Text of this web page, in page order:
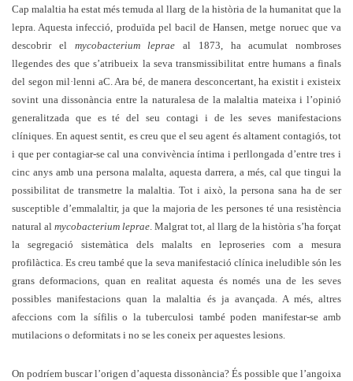
Cap malaltia ha estat més temuda al llarg de la història de la humanitat que la
lepra. Aquesta infecció, produïda pel bacil de Hansen, metge noruec que va
descobrir el mycobacterium leprae al 1873, ha acumulat nombroses
llegendes des que s’atribueix la seva transmissibilitat entre humans a finals
del segon mil·lenni aC. Ara bé, de manera desconcertant, ha existit i existeix
sovint una dissonància entre la naturalesa de la malaltia mateixa i l’opinió
generalitzada que es té del seu contagi i de les seves manifestacions
clíniques. En aquest sentit, es creu que el seu agent és altament contagiós, tot
i que per contagiar-se cal una convivència íntima i perllongada d’entre tres i
cinc anys amb una persona malalta, aquesta darrera, a més, cal que tingui la
possibilitat de transmetre la malaltia. Tot i això, la persona sana ha de ser
susceptible d’emmalaltir, ja que la majoria de les persones té una resistència
natural al mycobacterium leprae . Malgrat tot, al llarg de la història s’ha forçat
la segregació sistemàtica dels malalts en leproseries com a mesura
profilàctica. Es creu també que la seva manifestació clínica ineludible són les
grans deformacions, quan en realitat aquesta és només una de les seves
possibles manifestacions quan la malaltia és ja avançada. A més, altres
afeccions com la sífilis o la tuberculosi també poden manifestar-se amb
mutilacions o deformitats i no se les coneix per aquestes lesions.
On podríem buscar l’origen d’aquesta dissonància? És possible que l’angoixa